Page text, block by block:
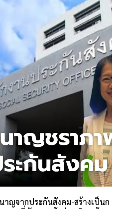
ญจากประกันสังคม-สร้างเป็นก